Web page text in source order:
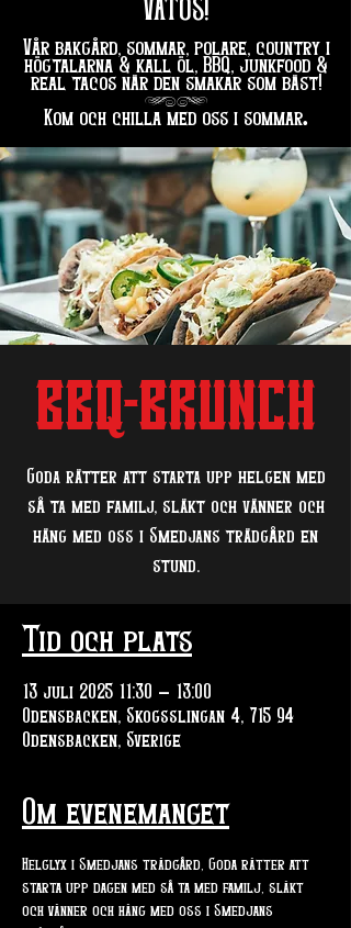
VATOS!
Vår bakgård, sommar, polare, country i
högtalarna & kall öl, BBQ, junkfood &
real tacos när den smakar som bäst!
hg
Kom och chilla med oss i sommar.
BBQ-BRUNCH
Goda rätter att starta upp helgen med
så ta med familj, släkt och vänner och
häng med oss i Smedjans trädgård en
stund.
Tid och plats
13 juli 2025 11:30 – 13:00
Odensbacken, Skogsslingan 4, 715 94
Odensbacken, Sverige
Om evenemanget
Helglyx i Smedjans trädgård, Goda rätter att
starta upp dagen med så ta med familj, släkt
och vänner och häng med oss i Smedjans